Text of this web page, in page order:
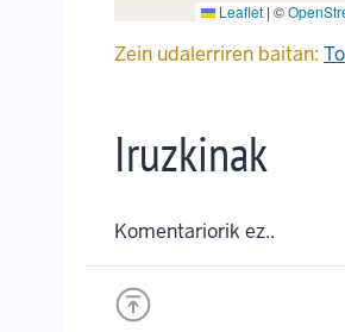
Leaflet | ©
Zein udalerriren baitan:
Iruzkinak
Komentariorik ez..